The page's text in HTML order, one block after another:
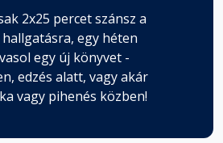
2x25 percet szánsz a
egy héten
egy új könyvet -
edzés alatt, vagy akár
vagy pihenés közben!